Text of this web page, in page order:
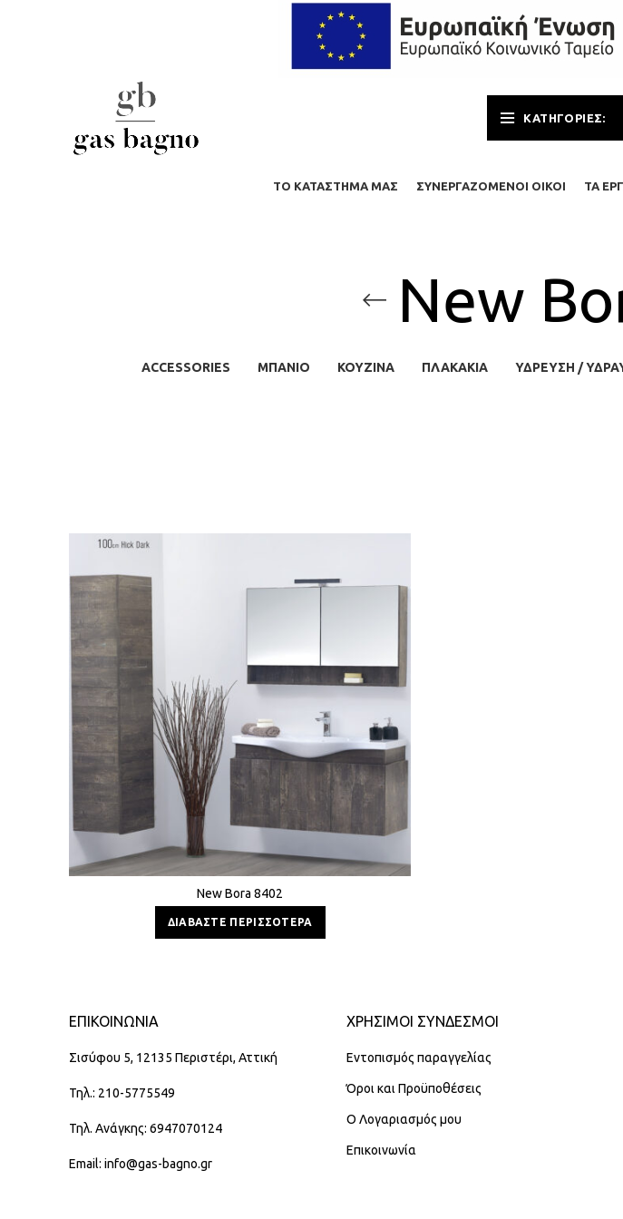
ΚΑΤΗΓΟΡΊΕΣ:
ΤΟ ΚΑΤΆΣΤΗΜΑ ΜΑΣ ΣΥΝΕΡΓΑΖΌΜΕΝΟΙ ΟΊΚΟΙ ΤΑ
New
ACCESSORIES ΜΠΆΝΙΟ ΚΟΥΖΙΝΑ ΠΛΑΚΆΚΙΑ ΥΔΡΕΥΣΗ /
New Bora 8402
ΔΙΑΒΆΣΤΕ ΠΕΡΙΣΣΌΤΕΡΑ
ΕΠΙΚΟΙΝΩΝΊΑ
Σισύφου 5, 12135 Περιστέρι, Αττική
Τηλ.: 210-5775549
Τηλ. Ανάγκης: 6947070124
Email: info@gas-bagno.gr
ΧΡΗΣΙΜΟΙ ΣΥΝΔΕΣΜΟΙ
Εντοπισμός παραγγελίας
Όροι και Προϋποθέσεις
Ο Λογαριασμός μου
Επικοινωνία